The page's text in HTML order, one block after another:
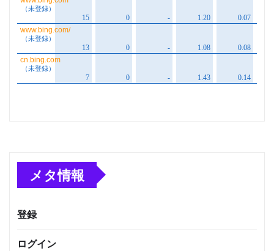
メタ情報
登録
ログイン